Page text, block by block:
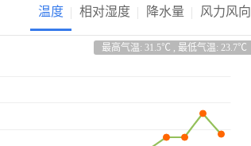
温度 相对湿度 降水量 风力风向
最高气温: 31.5℃ , 最低气温: 23.7℃